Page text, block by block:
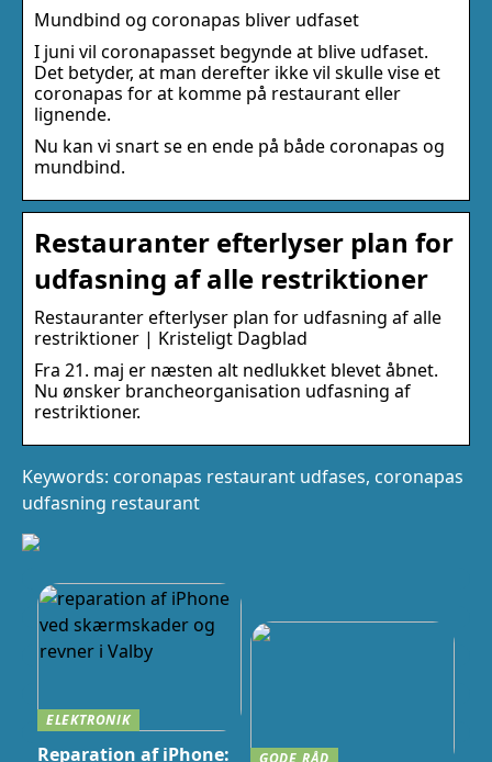
Mundbind og coronapas bliver udfaset
I juni vil coronapasset begynde at blive udfaset.
Det betyder, at man derefter ikke vil skulle vise et
coronapas for at komme på restaurant eller
lignende.
Nu kan vi snart se en ende på både coronapas og
mundbind.
Restauranter efterlyser plan for
udfasning af alle restriktioner
Restauranter efterlyser plan for udfasning af alle
restriktioner | Kristeligt Dagblad
Fra 21. maj er næsten alt nedlukket blevet åbnet.
Nu ønsker brancheorganisation udfasning af
restriktioner.
Keywords: coronapas restaurant udfases, coronapas
udfasning restaurant
ELEKTRONIK
Reparation af iPhone:
GODE RÅD